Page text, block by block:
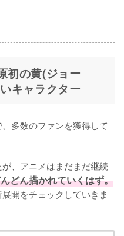
初の黄(ジョー
キャラクター
多数のファンを獲得して
、アニメはまだまだ継続
どん描かれていくはず。
開をチェックしていきま